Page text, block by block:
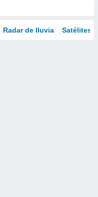
Radar de lluvia Satélites